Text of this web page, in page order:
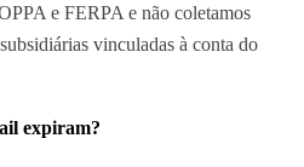
e FERPA e não coletamos
vinculadas à conta do
expiram?